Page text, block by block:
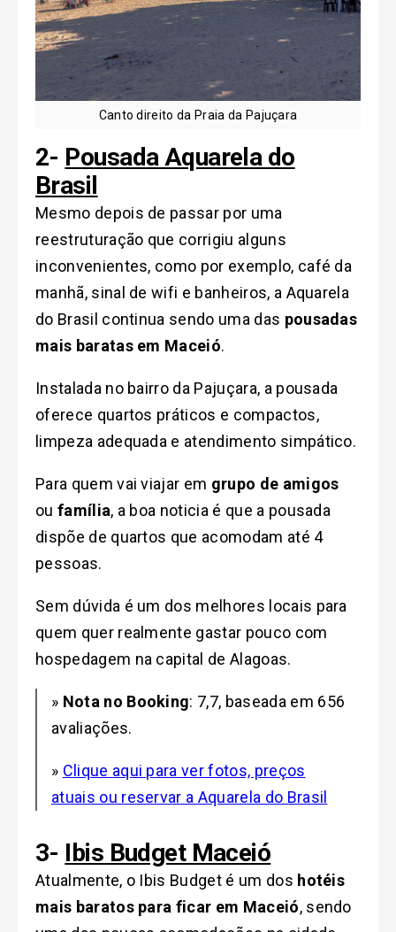
Canto direito da Praia da Pajuçara
2- Pousada Aquarela do
Brasil
Mesmo depois de passar por uma
reestruturação que corrigiu alguns
inconvenientes, como por exemplo, café da
manhã, sinal de wifi e banheiros, a Aquarela
do Brasil continua sendo uma das pousadas
mais baratas em Maceió.
Instalada no bairro da Pajuçara, a pousada
oferece quartos práticos e compactos,
limpeza adequada e atendimento simpático.
Para quem vai viajar em grupo de amigos
ou família, a boa noticia é que a pousada
dispõe de quartos que acomodam até 4
pessoas.
Sem dúvida é um dos melhores locais para
quem quer realmente gastar pouco com
hospedagem na capital de Alagoas.
» Nota no Booking: 7,7, baseada em 656
avaliações.
» Clique aqui para ver fotos, preços
atuais ou reservar a Aquarela do Brasil
3- Ibis Budget Maceió
Atualmente, o Ibis Budget é um dos hotéis
mais baratos para ficar em Maceió, sendo